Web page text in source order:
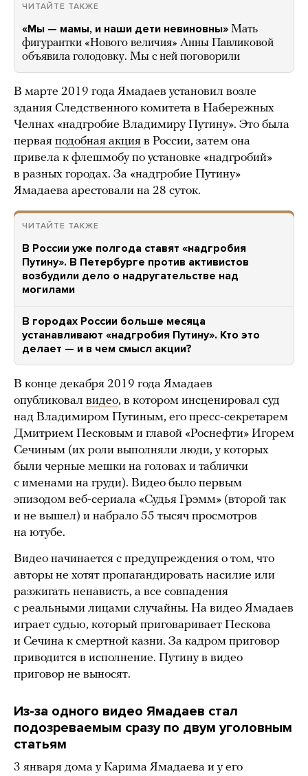
ЧИТАЙТЕ ТАКЖЕ
«Мы — мамы, и наши дети невиновны» Мать
фигурантки «Нового величия» Анны Павликовой
объявила голодовку. Мы с ней поговорили
В марте 2019 года Ямадаев установил возле
здания Следственного комитета в Набережных
Челнах «надгробие Владимиру Путину». Это была
первая подобная акция в России, затем она
привела к флешмобу по установке «надгробий»
в разных городах. За «надгробие Путину»
Ямадаева арестовали на 28 суток.
ЧИТАЙТЕ ТАКЖЕ
В России уже полгода ставят «надгробия
Путину». В Петербурге против активистов
возбудили дело о надругательстве над
могилами
В городах России больше месяца
устанавливают «надгробия Путину». Кто это
делает — и в чем смысл акции?
В конце декабря 2019 года Ямадаев
опубликовал видео, в котором инсценировал суд
над Владимиром Путиным, его пресс-секретарем
Дмитрием Песковым и главой «Роснефти» Игорем
Сечиным (их роли выполняли люди, у которых
были черные мешки на головах и таблички
с именами на груди). Видео было первым
эпизодом веб-сериала «Судья Грэмм» (второй так
и не вышел) и набрало 55 тысяч просмотров
на ютубе.
Видео начинается с предупреждения о том, что
авторы не хотят пропагандировать насилие или
разжигать ненависть, а все совпадения
с реальными лицами случайны. На видео Ямадаев
играет судью, который приговаривает Пескова
и Сечина к смертной казни. За кадром приговор
приводится в исполнение. Путину в видео
приговор не выносят.
Из-за одного видео Ямадаев стал
подозреваемым сразу по двум уголовным
статьям
3 января дома у Карима Ямадаева и у его